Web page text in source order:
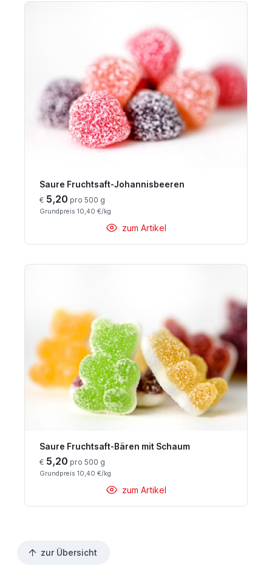
Saure Fruchtsaft-Johannisbeeren
€ 5,20 pro 500 g
Grundpreis 10,40 €/kg
zum Artikel
Saure Fruchtsaft-Bären mit Schaum
€ 5,20 pro 500 g
Grundpreis 10,40 €/kg
zum Artikel
zur Übersicht